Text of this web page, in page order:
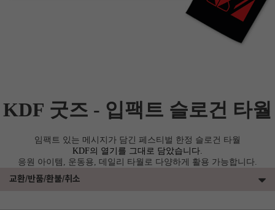
KDF 굿즈 - 입팩트 슬로건 타월
임팩트 있는 메시지가 담긴 페스티벌 한정 슬로건 타월
KDF의 열기를 그대로 담았습니다.
응원 아이템, 운동용, 데일리 타월로 다양하게 활용 가능합니다.
교환/반품/환불/취소